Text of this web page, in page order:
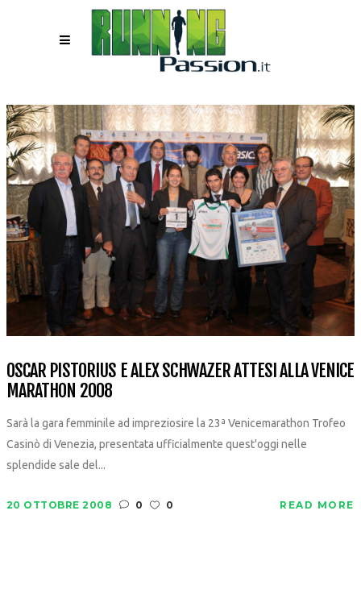
OSCAR PISTORIUS E ALEX SCHWAZER ATTESI ALLA VENICE
MARATHON 2008
Sarà la gara femminile ad impreziosire la 23ª Venicemarathon Trofeo
Casinò di Venezia, presentata ufficialmente quest'oggi nelle
splendide sale del...
20 OTTOBRE 2008 0 0 READ MORE